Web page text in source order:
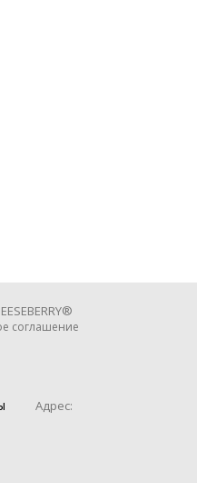
соглашение
Адрес: